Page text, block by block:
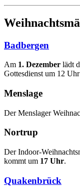
Badbergen
Am 1. Dezember lädt
Gottesdienst um 12
Menslage
Der Menslager
Nortrup
Der Indoor-
kommt um 17 Uhr.
Quakenbrück